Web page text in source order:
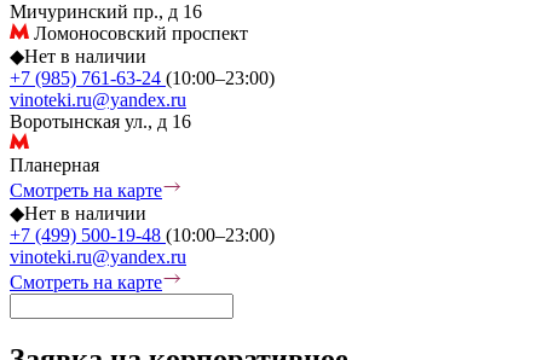
Мичуринский пр., д 16
Ломоносовский проспект
◆Нет в наличии
+7 (985) 761-63-24 (10:00–23:00)
vinoteki.ru@yandex.ru
Воротынская ул., д 16
Планерная
Смотреть на карте
◆Нет в наличии
+7 (499) 500-19-48 (10:00–23:00)
vinoteki.ru@yandex.ru
Смотреть на карте